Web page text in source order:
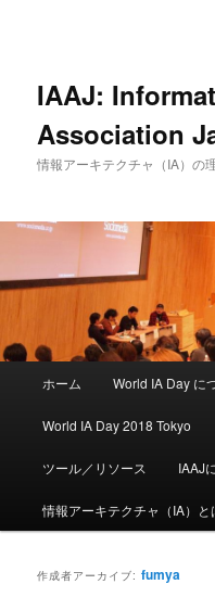
IAAJ:
Association
情報アーキテクチャ（IA）の
メインコンテンツへ移動
サブコンテンツへ移動
ホーム World IA Day に
World IA Day 2018 Tokyo
ツール／リソース IAAJ
情報アーキテクチャ（IA）と
作成者アーカイブ:fumya